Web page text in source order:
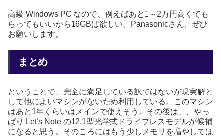
高級 Windows PC なので、例えばあと1～2万円高くても
らってもいいから16GBは欲しい。Panasonicさん、ぜひ
お願いします。
まとめ
ということで、完全に満足している訳ではないが現実解と
して他によいマシンがないため利用している。このマシン
はあと1年くらいはメインで使えそう。その後は、、やっ
ぱり Let’s Note の12.1型光学式ドライブレスモデルが候補
になると思う。そのころにはもう少しメモリを増やしてほ